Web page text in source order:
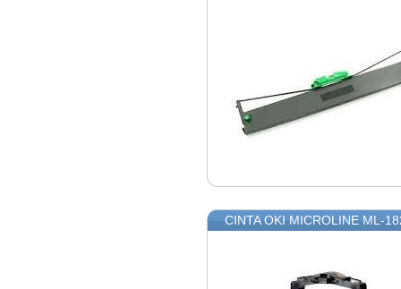
CINTA OKI MICROLINE ML-